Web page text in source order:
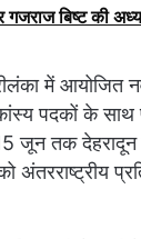
गजराज बिष्ट की
में आयोजित
पदकों के साथ
जून तक देहरादून
अंतरराष्ट्रीय